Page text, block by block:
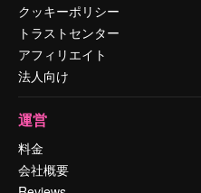
クッキーポリシー
トラストセンター
アフィリエイト
法人向け
運営
料金
会社概要